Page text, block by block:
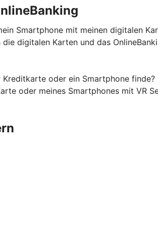
Smartphone mit meinen digitalen
digitalen Karten und das
oder ein Smartphone finde?
oder meines Smartphones mit VR